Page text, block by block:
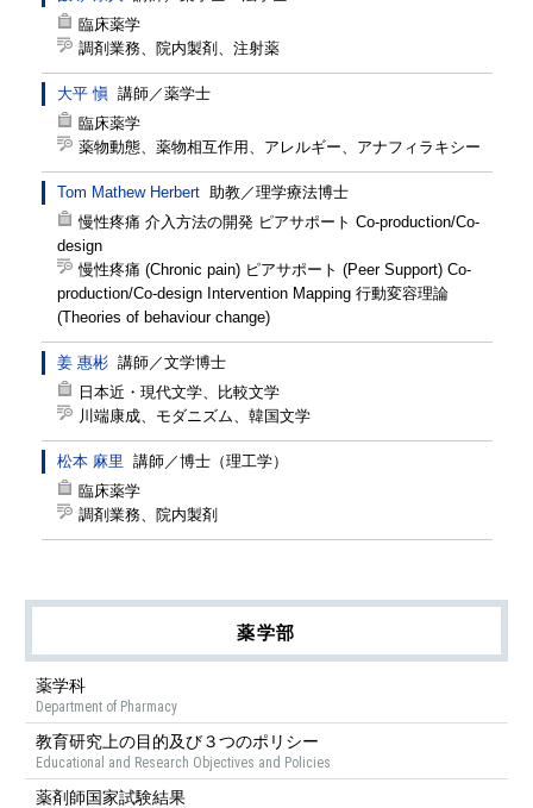
臨床薬学
調剤業務、院内製剤、注射薬
大平 愼 講師／薬学士
臨床薬学
薬物動態、薬物相互作用、アレルギー、アナフィラキシー
Tom Mathew Herbert 助教／理学療法博士
慢性疼痛 介入方法の開発 ピアサポート Co-production/Co-
design
慢性疼痛 (Chronic pain) ピアサポート (Peer Support) Co-
production/Co-design Intervention Mapping 行動変容理論
(Theories of behaviour change)
姜 惠彬 講師／文学博士
日本近・現代文学、比較文学
川端康成、モダニズム、韓国文学
松本 麻里 講師／博士（理工学）
臨床薬学
調剤業務、院内製剤
薬学部
薬学科
Department of Pharmacy
教育研究上の目的及び３つのポリシー
Educational and Research Objectives and Policies
薬剤師国家試験結果